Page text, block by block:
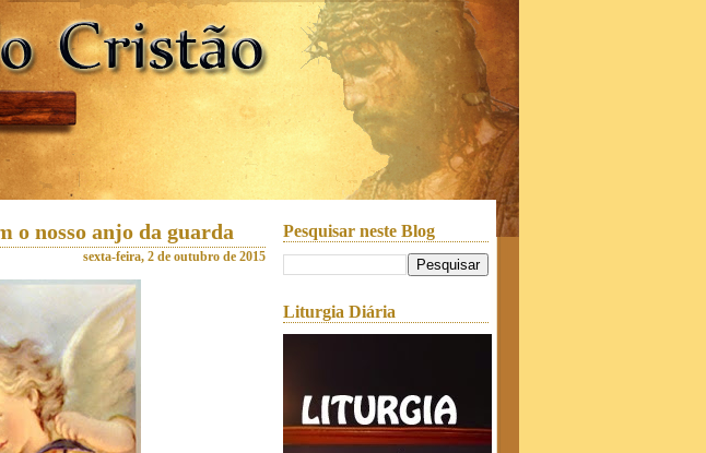
o nosso anjo da guarda
sexta-feira, 2 de outubro de 2015
Pesquisar neste Blog
Liturgia Diária